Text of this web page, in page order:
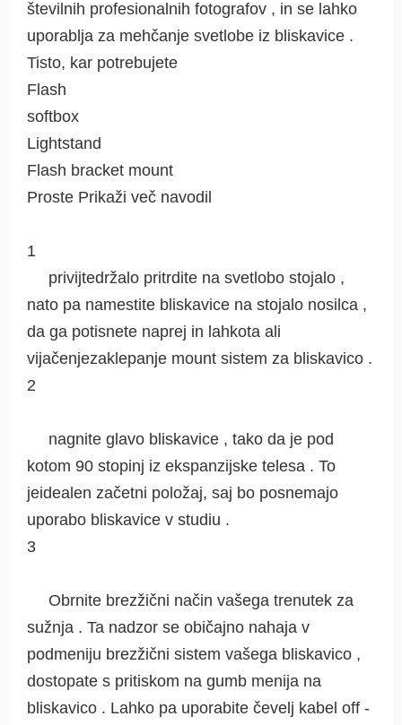
številnih profesionalnih fotografov , in se lahko
uporablja za mehčanje svetlobe iz bliskavice .
Tisto, kar potrebujete
Flash
softbox
Lightstand
Flash bracket mount
Proste Prikaži več navodil
1
privijtedržalo pritrdite na svetlobo stojalo ,
nato pa namestite bliskavice na stojalo nosilca ,
da ga potisnete naprej in lahkota ali
vijačenjezaklepanje mount sistem za bliskavico .
2
nagnite glavo bliskavice , tako da je pod
kotom 90 stopinj iz ekspanzijske telesa . To
jeidealen začetni položaj, saj bo posnemajo
uporabo bliskavice v studiu .
3
Obrnite brezžični način vašega trenutek za
sužnja . Ta nadzor se običajno nahaja v
podmeniju brezžični sistem vašega bliskavico ,
dostopate s pritiskom na gumb menija na
bliskavico . Lahko pa uporabite čevelj kabel off -